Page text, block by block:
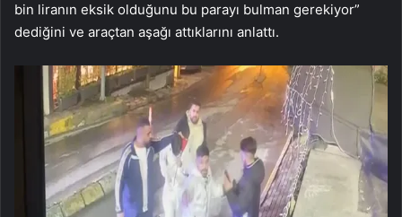
bin liranın eksik olduğunu bu parayı bulman gerekiyor”
dediğini ve araçtan aşağı attıklarını anlattı.